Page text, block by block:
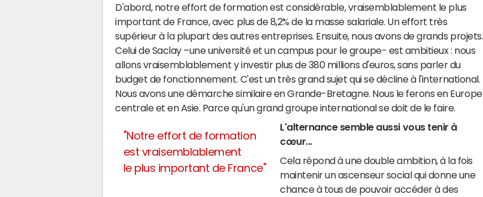
D'abord, notre effort de formation est considérable, vraisemblablement le plus
important de France, avec plus de 8,2% de la masse salariale. Un effort très
supérieur à la plupart des autres entreprises. Ensuite, nous avons de grands projets.
Celui de Saclay –une université et un campus pour le groupe- est ambitieux : nous
allons vraisemblablement y investir plus de 380 millions d'euros, sans parler du
budget de fonctionnement. C'est un très grand sujet qui se décline à l'international.
Nous avons une démarche similaire en Grande-Bretagne. Nous le ferons en Europe
centrale et en Asie. Parce qu'un grand groupe international se doit de le faire.
"Notre effort de formation
est vraisemblablement
le plus important de France"
L'alternance semble aussi vous tenir à
cœur...
Cela répond à une double ambition, à la fois
maintenir un ascenseur social qui donne une
chance à tous de pouvoir accéder à des